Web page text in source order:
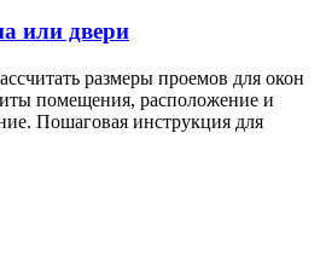
или двери
размеры проемов для окон
помещения, расположение и
Пошаговая инструкция для